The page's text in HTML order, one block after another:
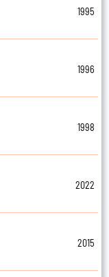
1995
1996
1998
2022
2015